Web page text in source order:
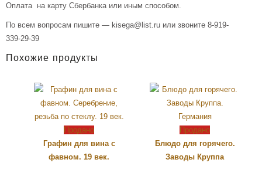
Оплата на карту Сбербанка или иным способом.
По всем вопросам пишите — kisega@list.ru или звоните 8-919-
339-29-39
Похожие продукты
Продано
Графин для вина с
фавном. 19 век.
Продано
Блюдо для горячего.
Заводы Круппа